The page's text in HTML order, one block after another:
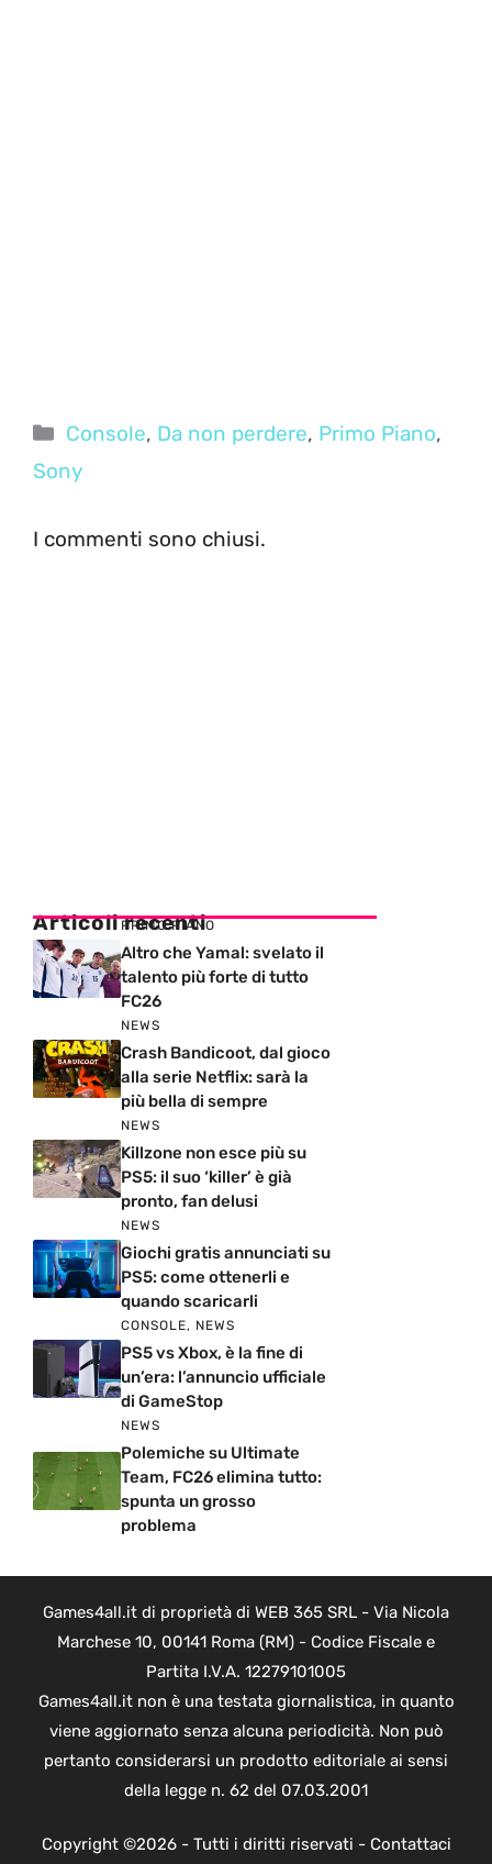
Categorie
Console, Da non perdere, Primo Piano,
Sony
I commenti sono chiusi.
Articoli recenti
PRIMO PIANO
Altro che Yamal: svelato il
talento più forte di tutto
FC26
NEWS
Crash Bandicoot, dal gioco
alla serie Netflix: sarà la
più bella di sempre
NEWS
Killzone non esce più su
PS5: il suo ‘killer’ è già
pronto, fan delusi
NEWS
Giochi gratis annunciati su
PS5: come ottenerli e
quando scaricarli
CONSOLE, NEWS
PS5 vs Xbox, è la fine di
un’era: l’annuncio ufficiale
di GameStop
NEWS
Polemiche su Ultimate
Team, FC26 elimina tutto:
spunta un grosso
problema
Games4all.it di proprietà di WEB 365 SRL - Via Nicola
Marchese 10, 00141 Roma (RM) - Codice Fiscale e
Partita I.V.A. 12279101005
Games4all.it non è una testata giornalistica, in quanto
viene aggiornato senza alcuna periodicità. Non può
pertanto considerarsi un prodotto editoriale ai sensi
della legge n. 62 del 07.03.2001
Copyright ©2026 - Tutti i diritti riservati - Contattaci